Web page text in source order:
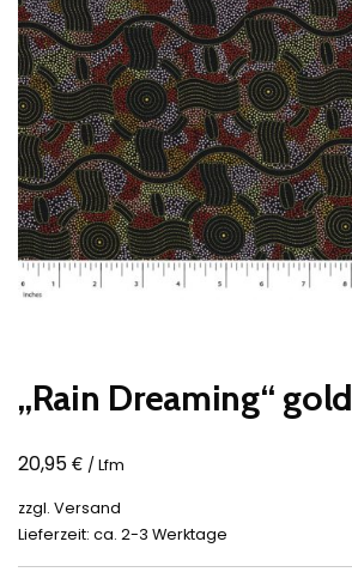
„Rain Dreaming“ gold
20,95€ / Lfm
zzgl. Versand
Lieferzeit: ca. 2-3 Werktage